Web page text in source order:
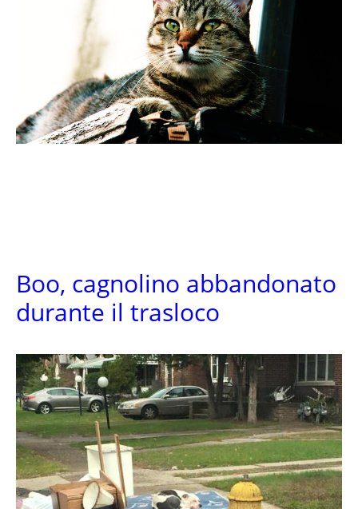
Boo, cagnolino abbandonato
durante il trasloco